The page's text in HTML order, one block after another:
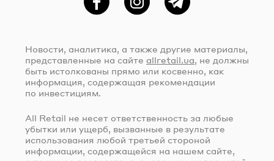
ФейсбукInstagramTelegram
Новости, аналитика, а также другие материалы,
представленные на сайте allretail.ua, не должны
быть истолкованы прямо или косвенно, как
информация, содержащая рекомендации
по инвестициям.
All Retail не несет ответственность за любые
убытки или ущерб, вызванные в результате
использования любой третьей стороной
информации, содержащейся на нашем сайте,